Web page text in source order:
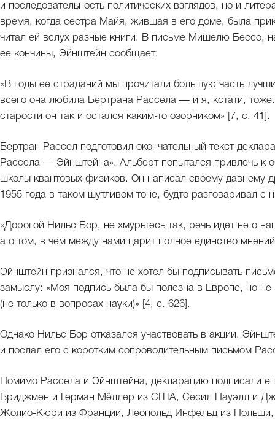
и последовательность политических взглядов, но и
время, когда сестра Майя, жившая в его доме, была
читал ей вслух разные книги. В письме Мишелю Бессо,
ее кончины, Эйнштейн сообщает:
«В годы ее страданий мы прочитали большую часть
всего она любила Бертрана Рассела — и я, кстати,
старости он так и остался каким-то озорником» [7, с. 41].
Бертран Рассел подготовил окончательный текст
Рассела — Эйнштейна». Альберт попытался привлечь к
школы квантовых физиков. Он написал своему давнему
1955 года в таком шутливом тоне, будто разговаривал с
«Дорогой Нильс Бор, не хмурьтесь так, речь идет не о
а о том, в чем между нами царит полное единство
Эйнштейн признался, что не хотел бы подписывать
замыслу: «Моя подпись была бы полезна в Европе, но
(не только в вопросах науки)» [4, с. 626].
Однако Нильс Бор отказался участвовать в акции.
и послал его с коротким сопроводительным письмом
Помимо Рассела и Эйнштейна, декларацию подписали
Бриджмен и Герман Мёллер из США, Сесил Пауэлл и
Жолио-Кюри из Франции, Леопольд Инфельд из